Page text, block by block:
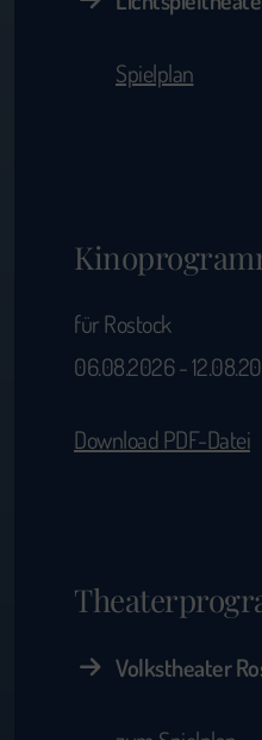
Spielplan
für Rostock
06.08.2026 -
Download PDF-Datei
Volkstheater